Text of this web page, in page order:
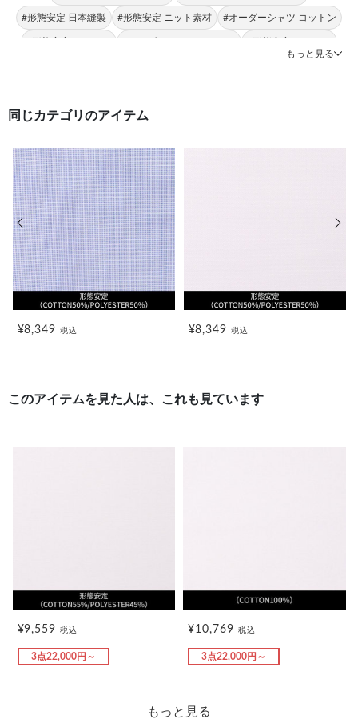
#形態安定 日本縫製 #形態安定 ニット素材 #オーダーシャツ コットン
#形態安定 コットン #オーダーシャツ チェック
#形態安定 チェック
もっと見る
同じカテゴリのアイテム
¥8,349税込 ¥8,349税込
前の画像
このアイテムを見た人は、これも見ています
¥9,559税込
3点22,000円～
¥10,769 税込
3点22,000円～
もっと見る